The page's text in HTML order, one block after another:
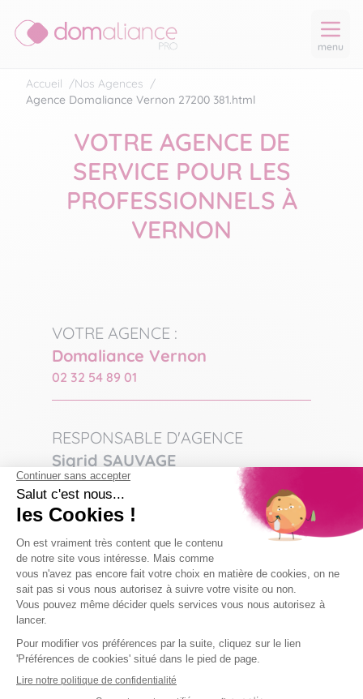
menu
Accueil /Nos Agences /
Agence Domaliance Vernon 27200 381.html
VOTRE AGENCE DE
SERVICE POUR LES
PROFESSIONNELS À
VERNON
VOTRE AGENCE :
Domaliance Vernon
02 32 54 89 01
RESPONSABLE D'AGENCE
Sigrid SAUVAGE
07 71 91 92 61
resp-vernon@domaliance.fr
COLLABORATEUR(S) :
Laura VALERE- Responsable de secteur
06 02 57 88 96
vernon@domaliance.fr
vernon3@domaliance.fr
vernon2@domaliance.fr